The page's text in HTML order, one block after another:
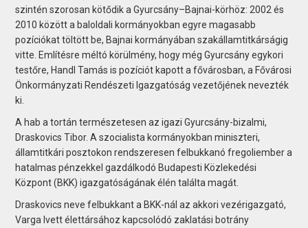
szintén szorosan kötődik a Gyurcsány–Bajnai-körhöz: 2002 és
2010 között a baloldali kormányokban egyre magasabb
pozíciókat töltött be, Bajnai kormányában szakállamtitkárságig
vitte. Említésre méltó körülmény, hogy még Gyurcsány egykori
testőre, Handl Tamás is pozíciót kapott a fővárosban, a Fővárosi
Önkormányzati Rendészeti Igazgatóság vezetőjének nevezték
ki.
A hab a tortán természetesen az igazi Gyurcsány-bizalmi,
Draskovics Tibor. A szocialista kormányokban miniszteri,
államtitkári posztokon rendszeresen felbukkanó fregoliember a
hatalmas pénzekkel gazdálkodó Budapesti Közlekedési
Központ (BKK) igazgatóságának élén találta magát.
Draskovics neve felbukkant a BKK-nál az akkori vezérigazgató,
Varga Ivett élettársához kapcsolódó zaklatási botrány